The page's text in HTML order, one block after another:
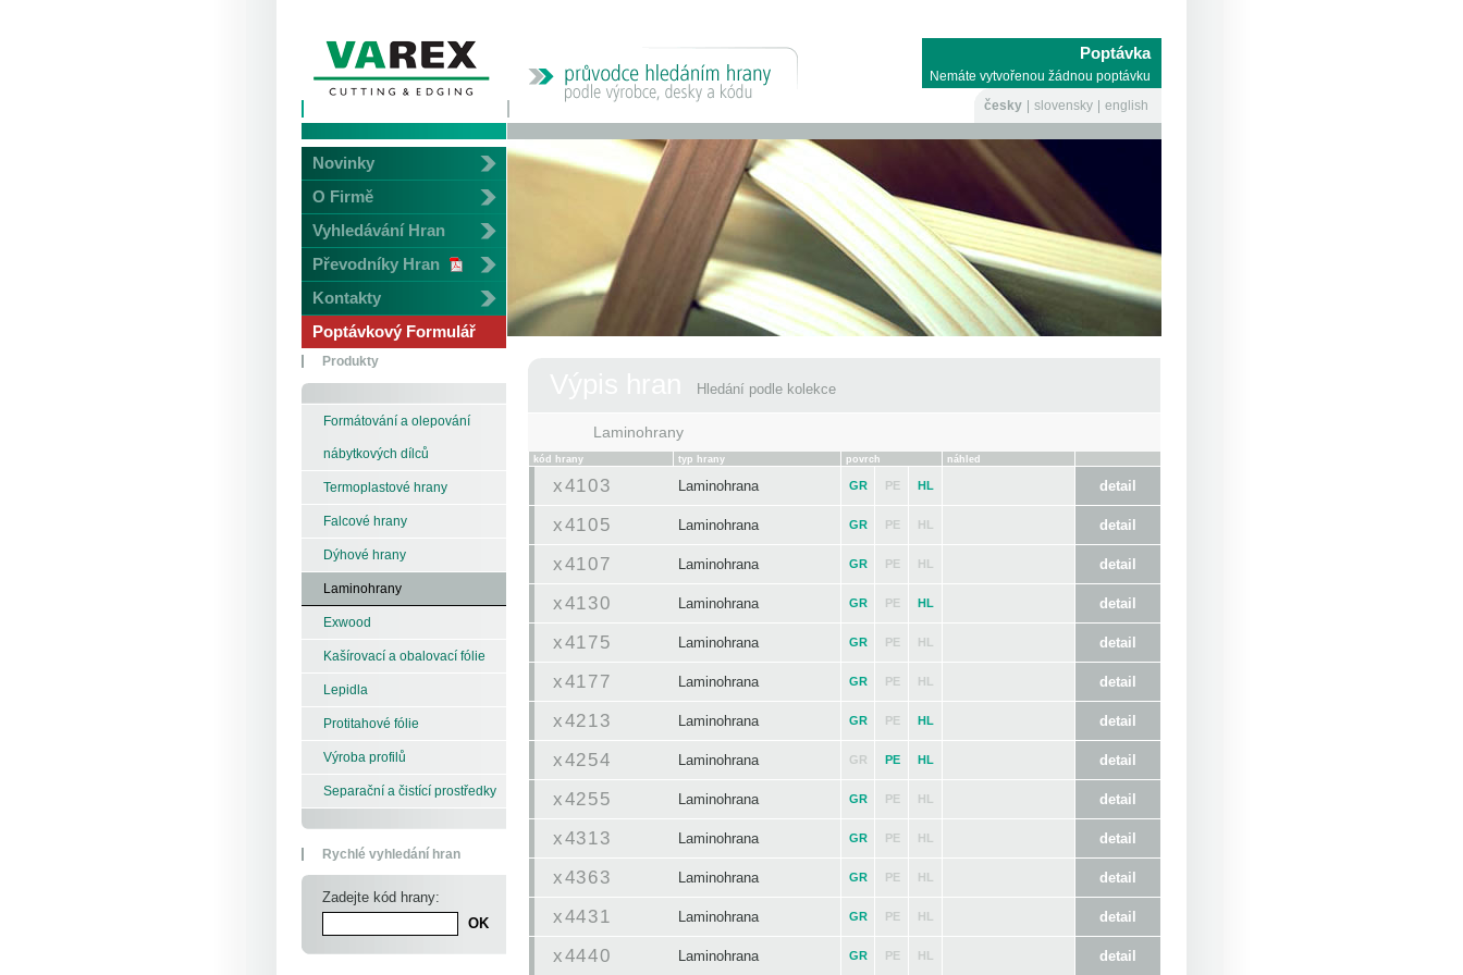
Novinky
O Firmě
Vyhledávání Hran
Převodníky Hran
Kontakty
Poptávkový Formulář
Poptávka
Nemáte vytvořenou žádnou poptávku
česky
slovensky english
Produkty
Formátování a olepování
nábytkových dílců
Termoplastové hrany
Falcové hrany
Dýhové hrany
Laminohrany
Exwood
Kašírovací a obalovací fólie
Lepidla
Protitahové fólie
Výroba profilů
Separační a čistící prostředky
Rychlé vyhledání hran
Zadejte kód hrany:
Hledání podle kolekce
Laminohrany
kód hrany typ hrany povrch náhled
x4103 Laminohrana GR PE HL detail
x4105 Laminohrana GR PE HL detail
x4107 Laminohrana GR PE HL detail
x4130 Laminohrana GR PE HL detail
x4175 Laminohrana GR PE HL detail
x4177 Laminohrana GR PE HL detail
x4213 Laminohrana GR PE HL detail
x4254 Laminohrana GR PE HL detail
x4255 Laminohrana GR PE HL detail
x4313 Laminohrana GR PE HL detail
x4363 Laminohrana GR PE HL detail
x4431 Laminohrana GR PE HL detail
x4440 Laminohrana GR PE HL detail